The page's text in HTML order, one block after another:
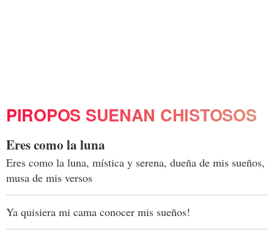
PIROPOS SUENAN CHISTOSOS
Eres como la luna
Eres como la luna, mística y serena, dueña de mis sueños,
musa de mis versos
Ya quisiera mi cama conocer mis sueños!